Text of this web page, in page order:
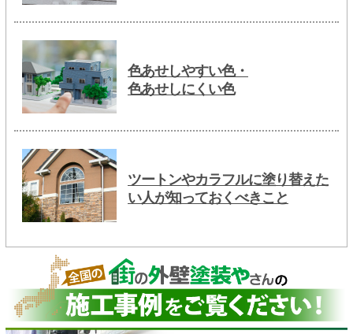
色あせしやすい色・
色あせしにくい色
ツートンやカラフルに塗り替えた
い人が知っておくべきこと